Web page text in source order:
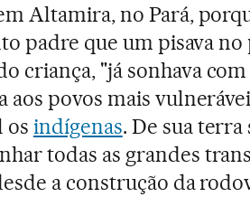
Altamira, no Pará,
padre que um pisava
criança, "já sonhava
aos povos mais
os indígenas. De sua terra
todas as grandes
a construção da